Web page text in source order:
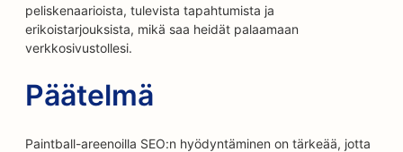
peliskenaarioista, tulevista tapahtumista ja
erikoistarjouksista, mikä saa heidät palaamaan
verkkosivustollesi.
Päätelmä
Paintball-areenoilla SEO:n hyödyntäminen on tärkeää, jotta